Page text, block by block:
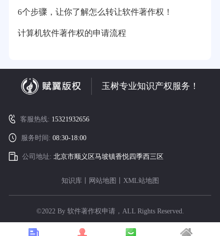
6个步骤，让你了解怎么转让软件著作权！
计算机软件著作权的申请流程
玉树专业知识产权服务！
客服热线: 15321932656
服务时间: 08:30-18:00
公司地址:北京市顺义区马坡镇香悦四季西三区
知识库丨 网站地图 丨 XML站地图
©2022 By 软件著作权申请，ALL Rights Reserved.